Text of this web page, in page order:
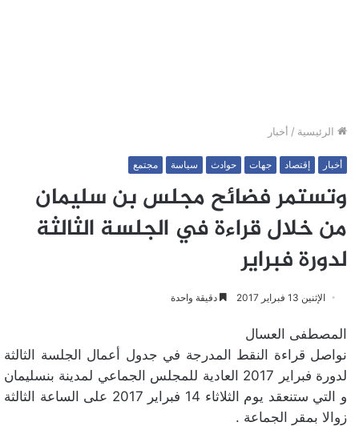
الرئيسية / أخبار
أخبار إقتصاد جهات حوادث سياسة مجتمع
وتستمر فضائح مجلس بن سليمان
من خلال قراءة في الجلسة الثالثة
لدورة فبراير
الإثنين 13 فبراير 2017 دقيقة واحدة
المصطفى العسال
نواصل قراءة النقط المدرجة في جدول أعمال الجلسة الثالثة
لدورة فبراير 2017 العادية للمجلس الجماعي لمدينة بنسليمان
و التي ستنعقد يوم الثلاثاء 14 فبراير 2017 على الساعة الثالثة
زوالا بمقر الجماعة .